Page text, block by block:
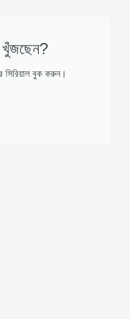
খুঁজছেন?
সিরিয়াল বুক করুন।